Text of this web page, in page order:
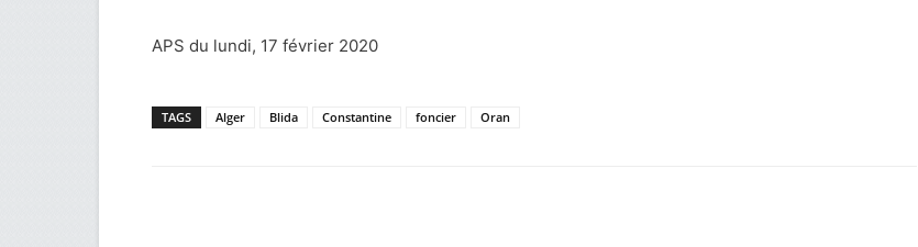
APS du lundi, 17 février 2020
TAGS Alger Blida Constantine foncier Oran